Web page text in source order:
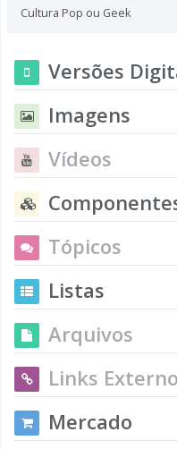
Cultura Pop ou Geek
Versões
Imagens
Vídeos
Tópicos
Listas
Arquivos
Links
Mercado